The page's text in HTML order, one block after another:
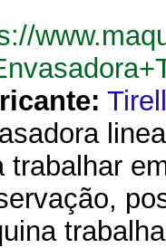
trabalhar